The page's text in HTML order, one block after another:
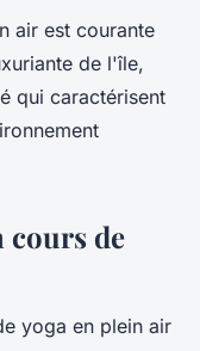
air est courante
de l'île,
qui caractérisent
cours de
yoga en plein air